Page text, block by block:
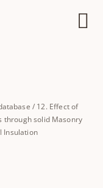
/ 12. Effect of
through solid Masonry
Insulation